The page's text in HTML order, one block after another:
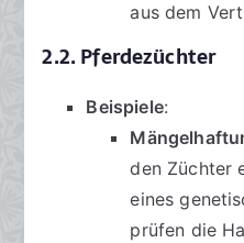
aus dem
2.2. Pferdezüchter
Beispiele:
den Züchter
eines
prüfen die